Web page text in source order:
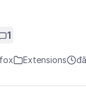
1
Extensions